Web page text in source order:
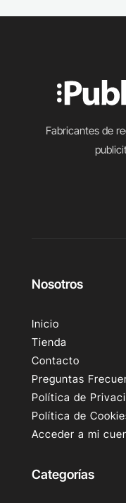
Fabricantes de
Nosotros
Inicio
Tienda
Contacto
Preguntas
Política de
Política de
Acceder a mi
Categorías